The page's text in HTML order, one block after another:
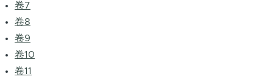
卷7
卷8
卷9
卷10
卷11